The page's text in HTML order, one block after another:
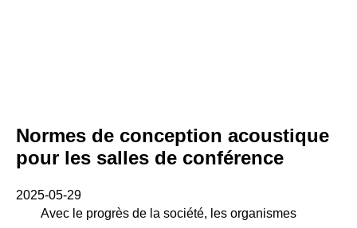
Normes de conception acoustique
pour les salles de conférence
2025-05-29
Avec le progrès de la société, les organismes